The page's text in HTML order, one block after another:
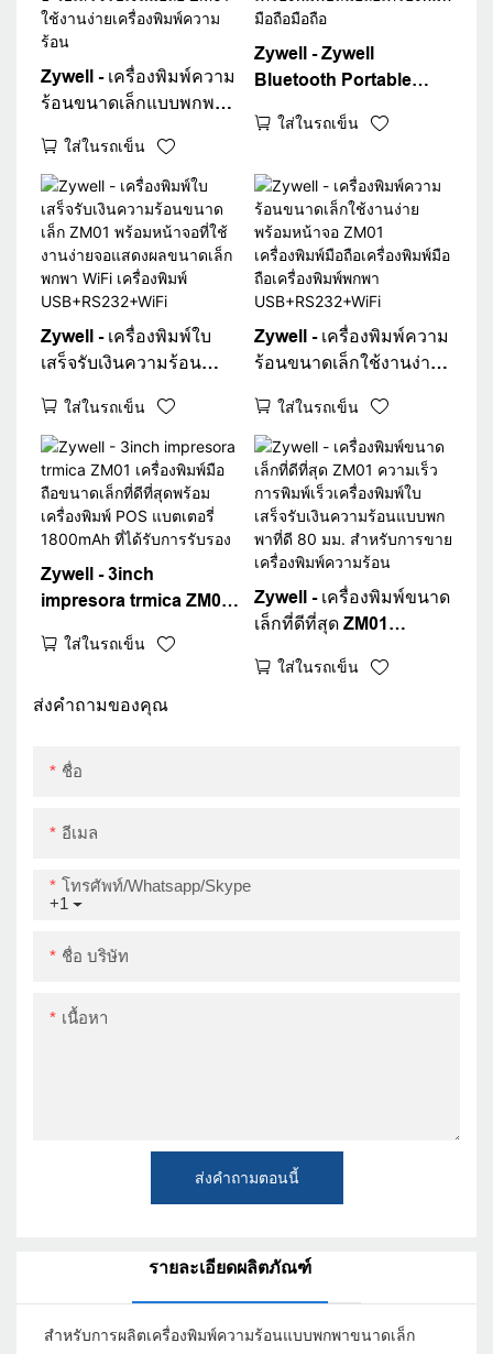
Zywell - เครื่องพิมพ์ความ
ร้อนขนาดเล็กแบบพกพา
มม. บลูทู ธ ใบเสร็จรับเงิน
มือถือ ZM01 ใช้งานง่าย
เครื่องพิมพ์ความร้อน
ใส่ในรถเข็น
Zywell - Zywell
Bluetooth Portable
POS ZM01 80 มม.
เครื่องพิมพ์มือถือมือถือ
ใส่ในรถเข็น
Zywell - เครื่องพิมพ์ใบ
เสร็จรับเงินความร้อน
หน้าจอที่ใช้งานง่ายจอแส
ดงผลขนาดเล็กพกพา
WiFi เครื่องพิมพ์
USB+RS232+WiFi
ใส่ในรถเข็น
Zywell - เครื่องพิมพ์ความ
ร้อนขนาดเล็กใช้งานง่าย
เครื่องพิมพ์มือถือ
เครื่องพิมพ์มือถือ
เครื่องพิมพ์พกพา
USB+RS232+WiFi
ใส่ในรถเข็น
Zywell - 3inch
impresora trmica ZM01
เล็กที่ดีที่สุดพร้อม
แบตเตอรี่ 1800mAh ที่ได้
ใส่ในรถเข็น
Zywell - เครื่องพิมพ์ขนาด
เล็กที่ดีที่สุด ZM01
เครื่องพิมพ์ใบเสร็จรับเงิน
ใส่ในรถเข็น
ส่งคำถามของคุณ
ชื่อ
อีเมล
+1
โทรศัพท์/whatsapp/skype
ชื่อ บริษัท
เนื้อหา
ส่งคำถามตอนนี้
รายละเอียดผลิตภัณฑ์
สำหรับการผลิตเครื่องพิมพ์ความร้อนแบบพกพาขนาดเล็ก